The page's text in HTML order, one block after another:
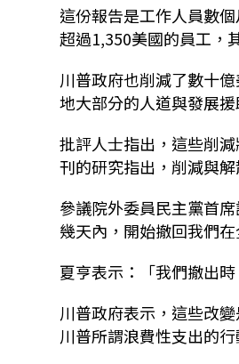
這份報告是工作人員數
超過1,350美國的員工，
川普政府也削減了數十
地大部分的人道與發展
批評人士指出，這些削
刊的研究指出，削減與
參議院外委員民主黨首
幾天內，開始撤回我們
夏亨表示：「我們撤出
川普政府表示，這些改
川普所謂浪費性支出的行